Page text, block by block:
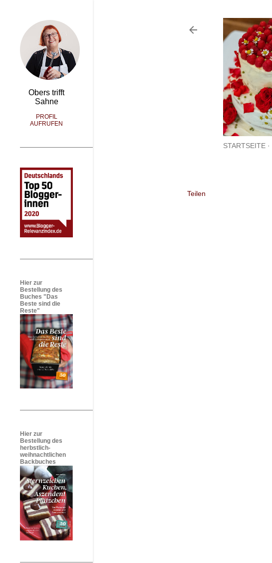
STARTSEITE
Teilen
Obers trifft
Sahne
PROFIL
AUFRUFEN
Hier zur
Bestellung des
Buches "Das
Beste sind die
Reste"
Hier zur
Bestellung des
herbstlich-
weihnachtlichen
Backbuches